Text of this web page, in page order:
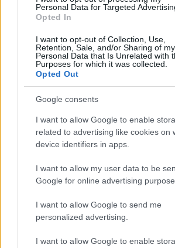
Personal Data for Targeted
Opted In
I want to opt-out of Collection, Use,
Retention, Sale, and/or Sharing of my
Personal Data that Is Unrelated with
Purposes for which it was collected.
Opted Out
Google consents
I want to allow Google to enable
related to advertising like cookies on
device identifiers in apps.
I want to allow my user data to be
Google for online advertising
I want to allow Google to send me
personalized advertising.
I want to allow Google to enable
Gina. A Mészáros Lőrinc-közeli csatorna
utóbbi időben a politikai nyomás miatt
és tovább kell állnom. Az, ahogy a rádió
változásokra, megerősítették benne,
kormány azt hangoztatja, hogy a
én azt tapasztaltam, hogy bejelenteni
dolgozóit. Engem sem fognak, pedig…
TOVÁBB OLVASOM